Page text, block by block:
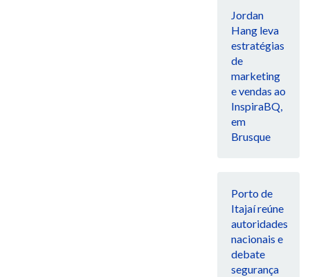
Jordan
Hang leva
estratégias
de
marketing
e vendas ao
InspiraBQ,
em
Brusque
Porto de
Itajaí reúne
autoridades
nacionais e
debate
segurança